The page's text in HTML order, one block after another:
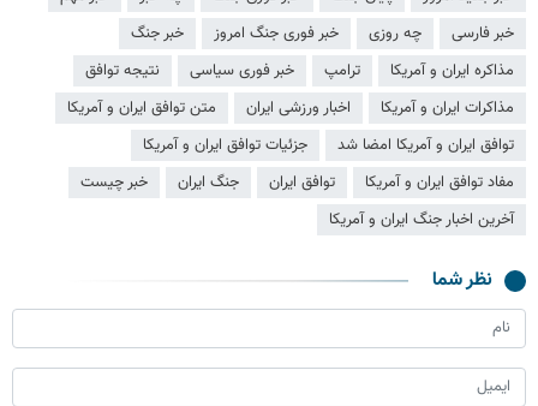
خبر فارسی
چه روزی خبر فوری جنگ امروز
خبر جنگ
مذاکره ایران و آمریکا
ترامپ خبر فوری سیاسی
نتیجه توافق
مذاکرات ایران و آمریکا
اخبار ورزشی ایران
متن توافق ایران و آمریکا
توافق ایران و آمریکا امضا شد
جزئیات توافق ایران و آمریکا
مفاد توافق ایران و آمریکا
توافق ایران جنگ ایران
خبر چیست
آخرین اخبار جنگ ایران و آمریکا
نظر شما